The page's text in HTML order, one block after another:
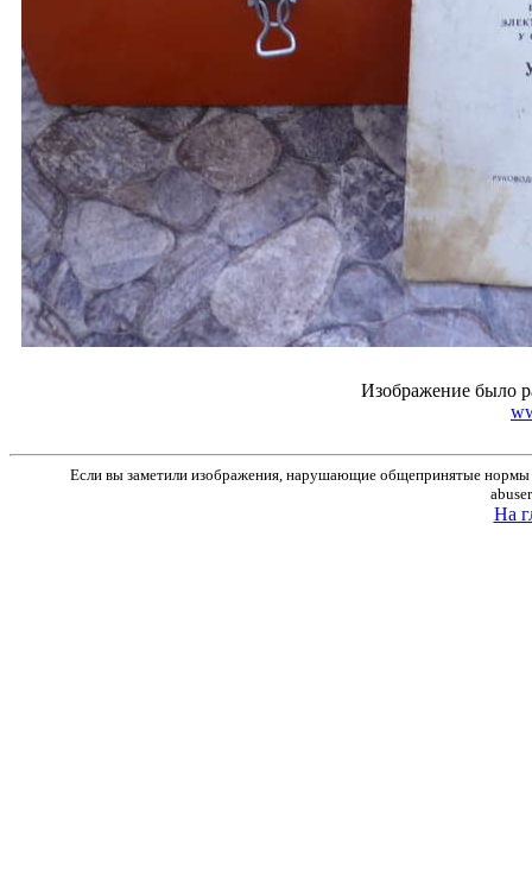
Изображение было
Если вы заметили изображения, нарушающие общепринятые нормы
На